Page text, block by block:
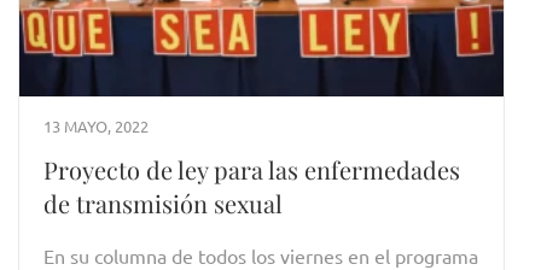
13 MAYO, 2022
Proyecto de ley para las enfermedades
de transmisión sexual
En su columna de todos los viernes en el programa